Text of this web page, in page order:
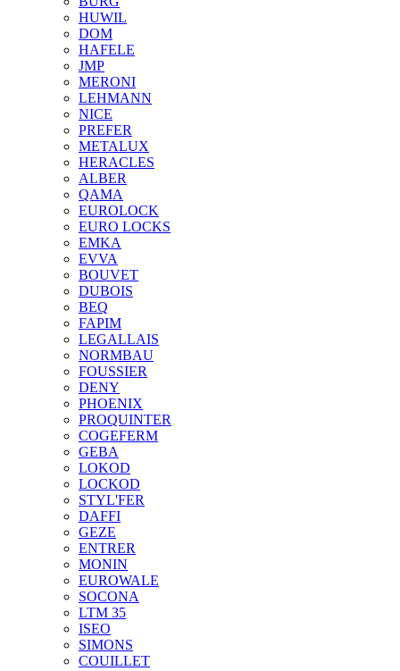
HUWIL
DOM
HAFELE
JMP
MERONI
LEHMANN
NICE
PREFER
METALUX
HERACLES
ALBER
QAMA
EUROLOCK
EURO LOCKS
EMKA
EVVA
BOUVET
DUBOIS
BEQ
FAPIM
LEGALLAIS
NORMBAU
FOUSSIER
DENY
PHOENIX
PROQUINTER
COGEFERM
GEBA
LOKOD
LOCKOD
STYL'FER
DAFFI
GEZE
ENTRER
MONIN
EUROWALE
SOCONA
LTM 35
ISEO
SIMONS
COUILLET